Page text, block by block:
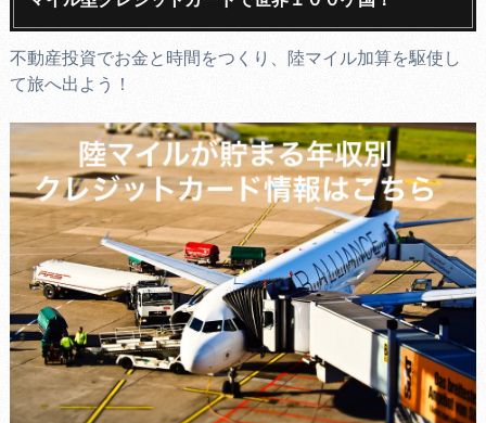
不動産投資でお金と時間をつくり、陸マイル加算を駆使し
て旅へ出よう！